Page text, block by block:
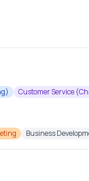
Customer Service
Business